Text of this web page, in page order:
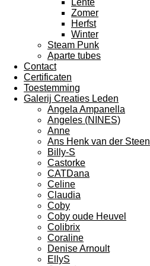
Lente
Zomer
Herfst
Winter
Steam Punk
Aparte tubes
Contact
Certificaten
Toestemming
Galerij Creaties Leden
Angela Ampanella
Angeles (NINES)
Anne
Ans Henk van der Steen
Billy-S
Castorke
CATDana
Celine
Claudia
Coby
Coby oude Heuvel
Colibrix
Coraline
Denise Arnoult
EllyS